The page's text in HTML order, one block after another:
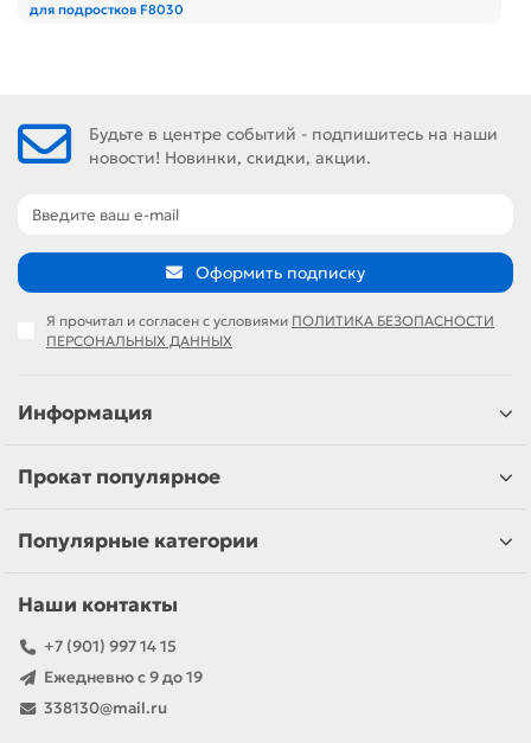
для подростков F8030
Будьте в центре событий - подпишитесь на наши
новости! Новинки, скидки, акции.
Оформить подписку
Я прочитал и согласен с условиями ПОЛИТИКА БЕЗОПАСНОСТИ
ПЕРСОНАЛЬНЫХ ДАННЫХ
Информация
Прокат популярное
Популярные категории
Наши контакты
+7 (901) 997 14 15
Ежедневно с 9 до 19
338130@mail.ru